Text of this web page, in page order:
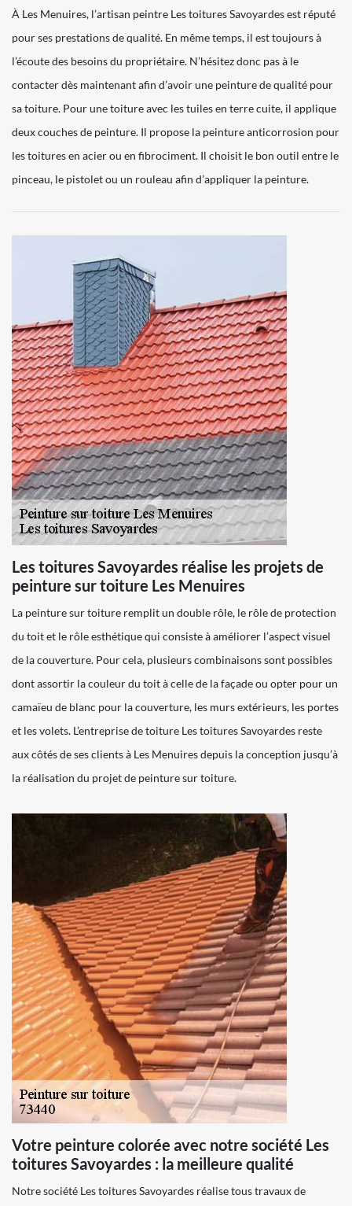
À Les Menuires, l’artisan peintre Les toitures Savoyardes est réputé
pour ses prestations de qualité. En même temps, il est toujours à
l’écoute des besoins du propriétaire. N’hésitez donc pas à le
contacter dès maintenant afin d’avoir une peinture de qualité pour
sa toiture. Pour une toiture avec les tuiles en terre cuite, il applique
deux couches de peinture. Il propose la peinture anticorrosion pour
les toitures en acier ou en fibrociment. Il choisit le bon outil entre le
pinceau, le pistolet ou un rouleau afin d’appliquer la peinture.
Les toitures Savoyardes réalise les projets de
peinture sur toiture Les Menuires
La peinture sur toiture remplit un double rôle, le rôle de protection
du toit et le rôle esthétique qui consiste à améliorer l’aspect visuel
de la couverture. Pour cela, plusieurs combinaisons sont possibles
dont assortir la couleur du toit à celle de la façade ou opter pour un
camaïeu de blanc pour la couverture, les murs extérieurs, les portes
et les volets. L’entreprise de toiture Les toitures Savoyardes reste
aux côtés de ses clients à Les Menuires depuis la conception jusqu’à
la réalisation du projet de peinture sur toiture.
Votre peinture colorée avec notre société Les
toitures Savoyardes : la meilleure qualité
Notre société Les toitures Savoyardes réalise tous travaux de